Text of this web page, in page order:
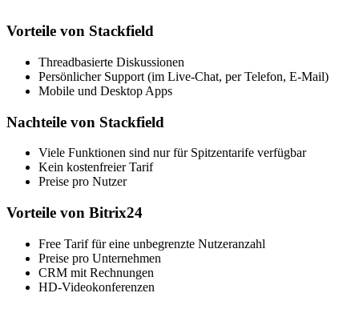
Vorteile von Stackfield
Threadbasierte Diskussionen
Persönlicher Support (im Live-Chat, per Telefon, E-Mail)
Mobile und Desktop Apps
Nachteile von Stackfield
Viele Funktionen sind nur für Spitzentarife verfügbar
Kein kostenfreier Tarif
Preise pro Nutzer
Vorteile von Bitrix24
Free Tarif für eine unbegrenzte Nutzeranzahl
Preise pro Unternehmen
CRM mit Rechnungen
HD-Videokonferenzen